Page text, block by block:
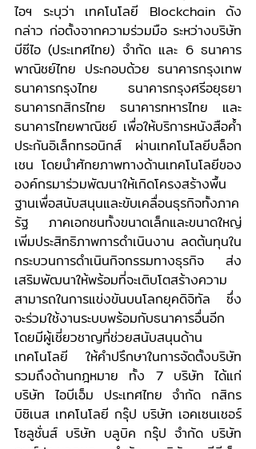
ไอฯ ระบุว่า เทคโนโลยี Blockchain ดัง
กล่าว ก่อตั้งจากความร่วมมือ ระหว่างบริษัท
บีซีไอ (ประเทศไทย) จำกัด และ 6 ธนาคาร
พาณิชย์ไทย ประกอบด้วย ธนาคารกรุงเทพ
ธนาคารกรุงไทย ธนาคารกรุงศรีอยุธยา
ธนาคารกสิกรไทย ธนาคารทหารไทย และ
ธนาคารไทยพาณิชย์ เพื่อให้บริการหนังสือค้ำ
ประกันอิเล็กทรอนิกส์ ผ่านเทคโนโลยีบล็อก
เชน โดยนำศักยภาพทางด้านเทคโนโลยีของ
องค์กรมาร่วมพัฒนาให้เกิดโครงสร้างพื้น
ฐานเพื่อสนับสนุนและขับเคลื่อนธุรกิจทั้งภาค
รัฐ ภาคเอกชนทั้งขนาดเล็กและขนาดใหญ่
เพิ่มประสิทธิภาพการดำเนินงาน ลดต้นทุนใน
กระบวนการดำเนินกิจกรรมทางธุรกิจ ส่ง
เสริมพัฒนาให้พร้อมที่จะเติบโตสร้างความ
สามารถในการแข่งขันบนโลกยุคดิจิทัล ซึ่ง
จะร่วมใช้งานระบบพร้อมกับธนาคารอื่นอีก
โดยมีผู้เชี่ยวชาญที่ช่วยสนับสนุนด้าน
เทคโนโลยี ให้คำปรึกษาในการจัดตั้งบริษัท
รวมถึงด้านกฎหมาย ทั้ง 7 บริษัท ได้แก่
บริษัท ไอบีเอ็ม ประเทศไทย จำกัด กสิกร
บิซิเนส เทคโนโลยี กรุ๊ป บริษัท เอคเซนเชอร์
โซลูชั่นส์ บริษัท บลูบิค กรุ๊ป จำกัด บริษัท